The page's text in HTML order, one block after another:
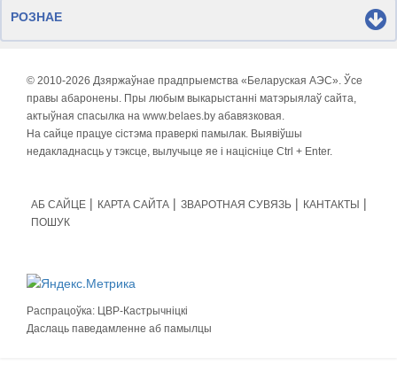
РОЗНАЕ
© 2010-2026 Дзяржаўнае прадпрыемства «Беларуская АЭС». Ўсе
правы абаронены. Пры любым выкарыстанні матэрыялаў сайта,
актыўная спасылка на www.belaes.by абавязковая.
На сайце працуе сістэма праверкі памылак. Выявіўшы
недакладнасць у тэксце, вылучыце яе і націсніце Ctrl + Enter.
АБ САЙЦЕ КАРТА САЙТА ЗВАРОТНАЯ СУВЯЗЬ
КАНТАКТЫ
ПОШУК
Распрацоўка: ЦВР-Кастрычніцкі
Даслаць паведамленне аб памылцы